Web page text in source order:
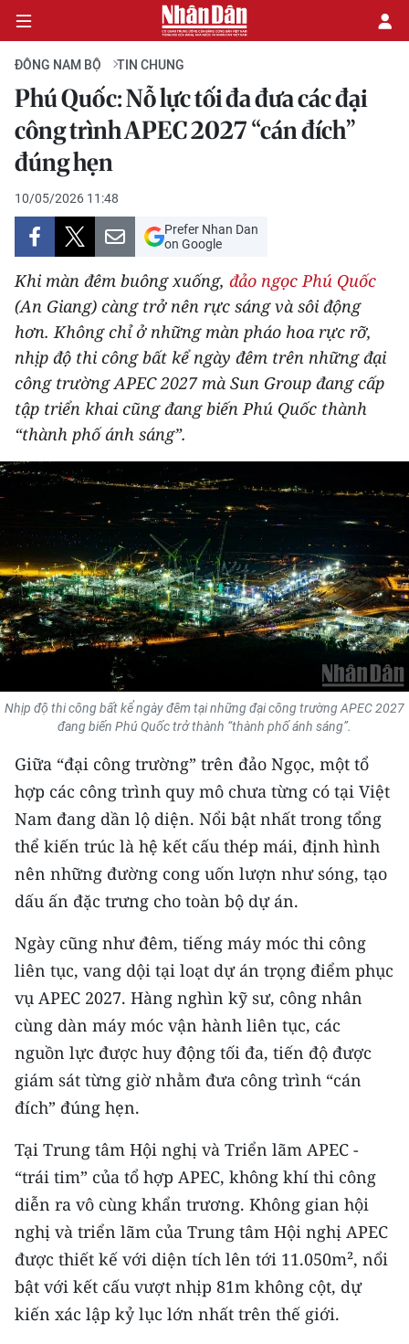
CHÍNH TRỊ
KINH TẾ
VĂN HÓA
XÃ HỘI
PHÁP LUẬT
DU LỊCH
THẾ GIỚI
THỂ THAO
GIÁO DỤC
Y TẾ
KHOA HỌC - CÔNG NGHỆ
MÔI TRƯỜNG
BẠN ĐỌC
KIỂM CHỨNG THÔNG TIN
TRI THỨC CHUYÊN SÂU
54 DÂN TỘC VIỆT NAM
CHƯƠNG TRÌNH OCOP - MỖI XÃ
MỘT SẢN PHẨM
RADIO
MEDIA CENTER
E-Magazine
Video
Media Chính trị
Media Kinh tế
Media Văn hóa
Media Xã hội
Media Pháp luật
Media Du lịch
Media Thế giới
ĐÔNG NAM BỘ TIN CHUNG
Phú Quốc: Nỗ lực tối đa đưa các đại
công trình APEC 2027 “cán đích”
đúng hẹn
10/05/2026 11:48
Prefer Nhan Dan
on Google
Khi màn đêm buông xuống, đảo ngọc Phú Quốc
(An Giang) càng trở nên rực sáng và sôi động
hơn. Không chỉ ở những màn pháo hoa rực rỡ,
nhịp độ thi công bất kể ngày đêm trên những đại
công trường APEC 2027 mà Sun Group đang cấp
tập triển khai cũng đang biến Phú Quốc thành
“thành phố ánh sáng”.
Nhịp độ thi công bất kể ngày đêm tại những đại công trường APEC 2027
đang biến Phú Quốc trở thành “thành phố ánh sáng”.
Giữa “đại công trường” trên đảo Ngọc, một tổ
hợp các công trình quy mô chưa từng có tại Việt
Nam đang dần lộ diện. Nổi bật nhất trong tổng
thể kiến trúc là hệ kết cấu thép mái, định hình
nên những đường cong uốn lượn như sóng, tạo
dấu ấn đặc trưng cho toàn bộ dự án.
Ngày cũng như đêm, tiếng máy móc thi công
liên tục, vang dội tại loạt dự án trọng điểm phục
vụ APEC 2027. Hàng nghìn kỹ sư, công nhân
cùng dàn máy móc vận hành liên tục, các
nguồn lực được huy động tối đa, tiến độ được
giám sát từng giờ nhằm đưa công trình “cán
đích” đúng hẹn.
Tại Trung tâm Hội nghị và Triển lãm APEC -
“trái tim” của tổ hợp APEC, không khí thi công
diễn ra vô cùng khẩn trương. Không gian hội
nghị và triển lãm của Trung tâm Hội nghị APEC
được thiết kế với diện tích lên tới 11.050m², nổi
bật với kết cấu vượt nhịp 81m không cột, dự
kiến xác lập kỷ lục lớn nhất trên thế giới.